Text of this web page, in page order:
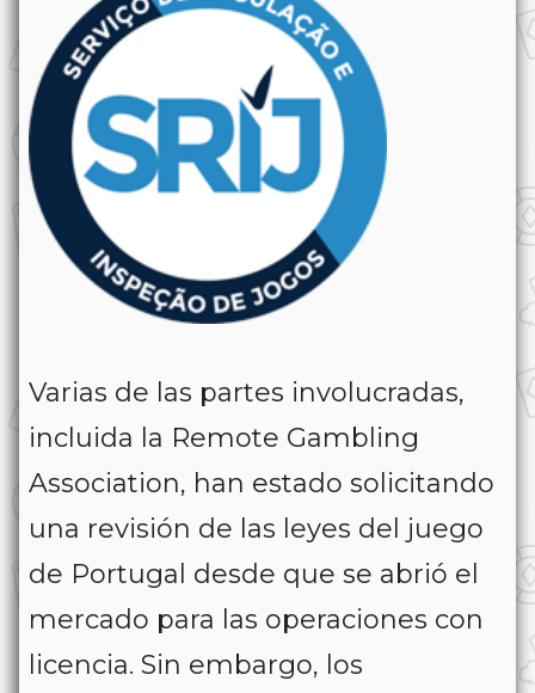
Varias de las partes involucradas,
incluida la Remote Gambling
Association, han estado solicitando
una revisión de las leyes del juego
de Portugal desde que se abrió el
mercado para las operaciones con
licencia. Sin embargo, los